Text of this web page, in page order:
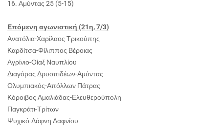
16. Αμύντας 25 (5-15)
Επόμενη αγωνιστική (21η, 7/3)
Ανατόλια-Χαρίλαος Τρικούπης
Καρδίτσα-Φίλιππος Βέροιας
Αγρίνιο-Οίαξ Ναυπλίου
Διαγόρας Δρυοπιδέων-Αμύντας
Ολυμπιακός-Απόλλων Πάτρας
Κόροιβος Αμαλιάδας-Ελευθερούπολη
Παγκράτι-Τρίτων
Ψυχικό-Δάφνη Δαφνίου